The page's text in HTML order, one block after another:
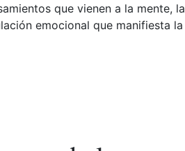
que vienen a la mente, la
emocional que manifiesta la